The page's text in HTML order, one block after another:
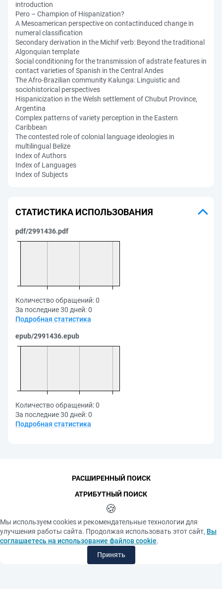
introduction
Pero – Champion of Hispanization?
A Mesoamerican perspective on contactinduced change in
numeral classification
Secondary derivation in the Michif verb: Beyond the traditional
Algonquian template
Social conditioning for the transmission of adstrate features in
contact varieties of Spanish in the Central Andes
The Afro-Brazilian community Kalunga: Linguistic and
sociohistorical perspectives
Hispanicization in the Welsh settlement of Chubut Province,
Argentina
Complex patterns of variety perception in the Eastern
Caribbean
The contested role of colonial language ideologies in
multilingual Belize
Index of Authors
Index of Languages
Index of Subjects
СТАТИСТИКА ИСПОЛЬЗОВАНИЯ
pdf/2991436.pdf
Количество обращений:0
За последние 30 дней:0
Подробная статистика
epub/2991436.epub
Количество обращений:0
За последние 30 дней:0
Подробная статистика
СПбПУ
РАСШИРЕННЫЙ ПОИСК
АТРИБУТНЫЙ ПОИСК
КОНТАКТЫ
ФУНДАМЕНТАЛЬНАЯ БИБЛИОТЕКА
ПОСЛЕДНИЕ ПОСТУПЛЕНИЯ
САМЫЕ ПОПУЛЯРНЫЕ РЕСУРСЫ
🍪
Мы используем cookies и рекомендательные технологии для
улучшения работы сайта. Продолжая использовать этот сайт, Вы
соглашаетесь на использование файлов cookie.
Принять